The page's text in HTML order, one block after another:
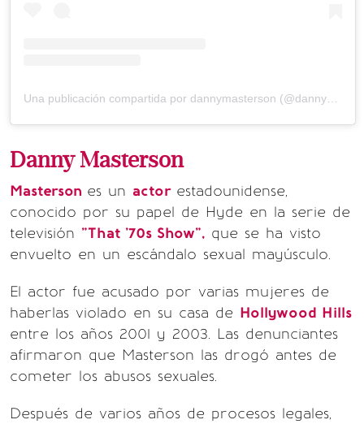
Una publicación compartida por dannymasterson (@dannymasterson)
Danny Masterson
Masterson es un actor estadounidense,
conocido por su papel de Hyde en la serie de
televisión "That '70s Show", que se ha visto
envuelto en un escándalo sexual mayúsculo.
El actor fue acusado por varias mujeres de
haberlas violado en su casa de Hollywood Hills
entre los años 2001 y 2003. Las denunciantes
afirmaron que Masterson las drogó antes de
cometer los abusos sexuales.
Después de varios años de procesos legales,